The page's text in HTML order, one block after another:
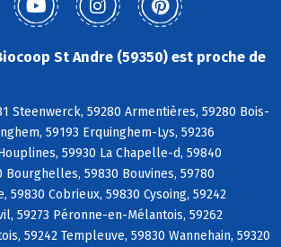
St Andre (59350) est proche de
Steenwerck, 59280 Armentières, 59280 Bois-
59193 Erquinghem-Lys, 59236
59930 La Chapelle-d, 59840
Bourghelles, 59830 Bouvines, 59780
59830 Cobrieux, 59830 Cysoing, 59242
59273 Péronne-en-Mélantois, 59262
59242 Templeuve, 59830 Wannehain, 59320